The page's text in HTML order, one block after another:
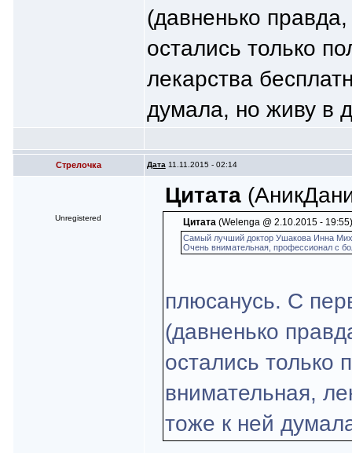
(давненько
остались только
лекарства
думала, но живу в
Стрелочка Дата 11.11.2015 - 02:14
Unregistered
Цитата
Цитата(Welenga @ 2.10.2015 - 19:55)
Самый лучший доктор Ушакова Инна
Очень внимательная, профессионал с
плюсанусь. С
(давненько
остались только
внимательная,
тоже к ней